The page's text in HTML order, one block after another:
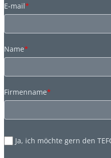
E-mail*
Name*
Firmenname*
Ja, ich möchte gern den